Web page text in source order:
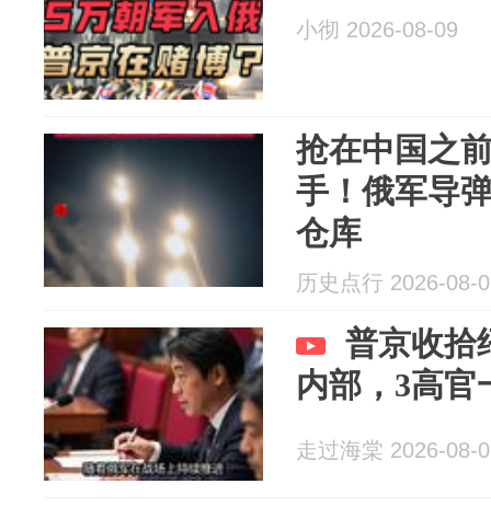
小彻 2026-08-09
抢在中国之
手！俄军导
仓库
历史点行 2026-08-
普京收拾
内部，3高官
走过海棠 2026-08-